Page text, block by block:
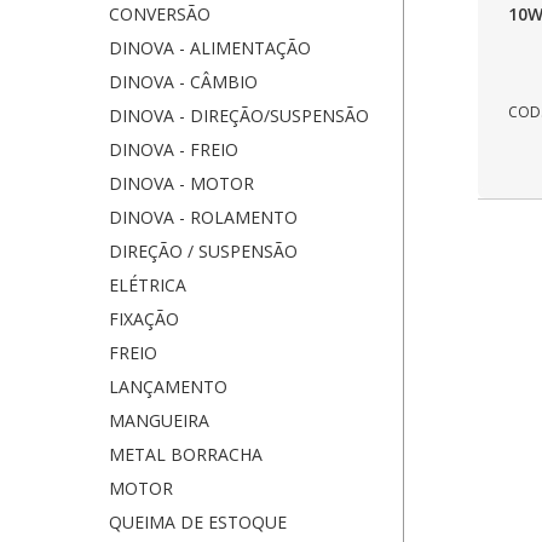
CONVERSÃO
DINOVA - ALIMENTAÇÃO
DINOVA - CÂMBIO
DINOVA - DIREÇÃO/SUSPENSÃO
DINOVA - FREIO
DINOVA - MOTOR
DINOVA - ROLAMENTO
DIREÇÃO / SUSPENSÃO
ELÉTRICA
FIXAÇÃO
FREIO
LANÇAMENTO
MANGUEIRA
METAL BORRACHA
MOTOR
QUEIMA DE ESTOQUE
10W